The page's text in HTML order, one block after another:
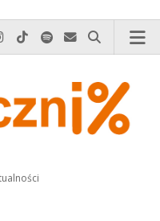
do nas zadzwoń
nas na Facebook-u
nas na X
Odwiedź nas na Instagram-ie
Odwiedź nas na TikTok-u
Szukaj nas na Spotify
Wyślij do nas
Szukaj